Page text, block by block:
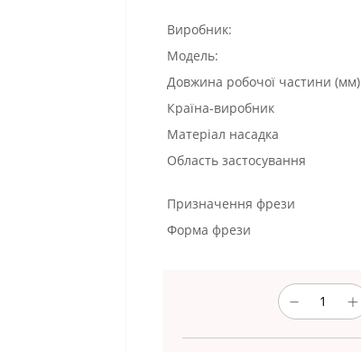
Виробник:
Модель:
Довжина робочої частини (мм)
Країна-виробник
Матеріал насадка
Область застосування
Призначення фрези
Форма фрези